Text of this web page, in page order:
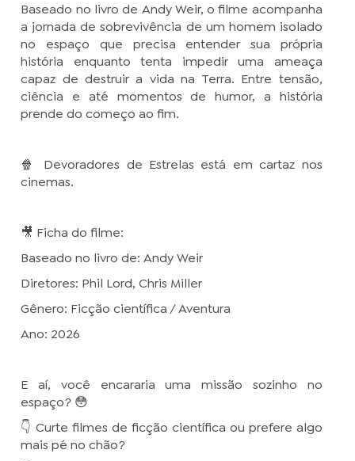
Baseado no livro de Andy Weir, o filme acompanha
a jornada de sobrevivência de um homem isolado
no espaço que precisa entender sua própria
história enquanto tenta impedir uma ameaça
capaz de destruir a vida na Terra. Entre tensão,
ciência e até momentos de humor, a história
prende do começo ao fim.
🍿 Devoradores de Estrelas está em cartaz nos
cinemas.
🎥 Ficha do filme:
Baseado no livro de: Andy Weir
Diretores: Phil Lord, Chris Miller
Gênero: Ficção científica / Aventura
Ano: 2026
E aí, você encararia uma missão sozinho no
espaço? 😳
👇 Curte filmes de ficção científica ou prefere algo
mais pé no chão?